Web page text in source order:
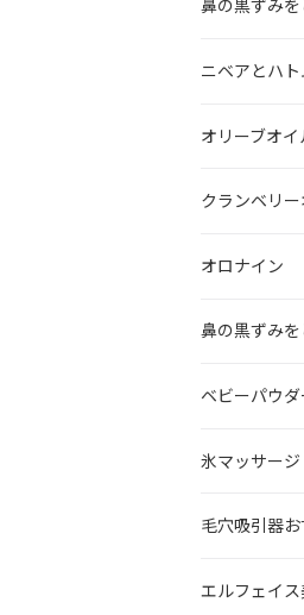
鼻の黒ずみ
ニベアとハ
オリーブオ
クランベリ
オロナイン
鼻の黒ずみ
ベビーパウダ
氷マッサージ
毛穴吸引器
エルフェイ